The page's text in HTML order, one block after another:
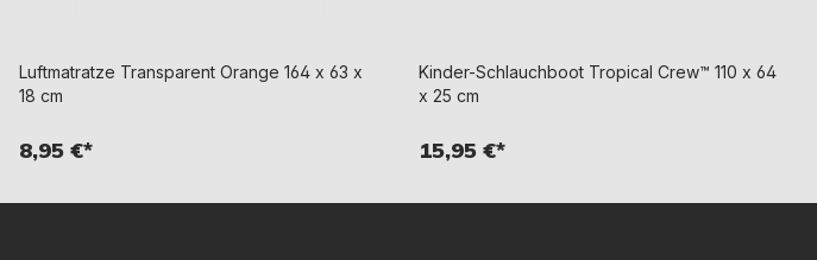
Luftmatratze Transparent Orange 164 x 63 x
18 cm
8,95 €*
Kinder-Schlauchboot Tropical Crew™ 110 x 64
x 25 cm
15,95 €*